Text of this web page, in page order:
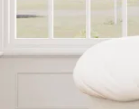
Latex topmadrasser 140x200
Latex topmadrasser 90x200
Latex topmadrasser 80x200
Memoryskum topmadrasser
Memoryskum topmadrasser 180x210
Memoryskum topmadrasser 160x200
Memoryskum topmadrasser 140x200
Memoryskum topmadrasser 120x200